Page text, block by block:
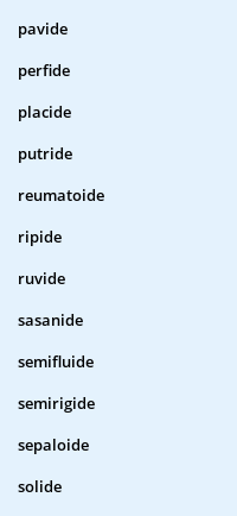
pavide
perfide
placide
putride
reumatoide
ripide
ruvide
sasanide
semifluide
semirigide
sepaloide
solide